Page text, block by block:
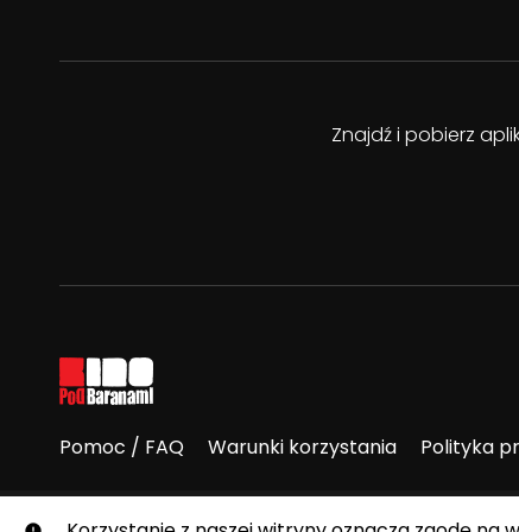
Znajdź i pobierz
Pomoc / FAQ Warunki korzystania Polityka